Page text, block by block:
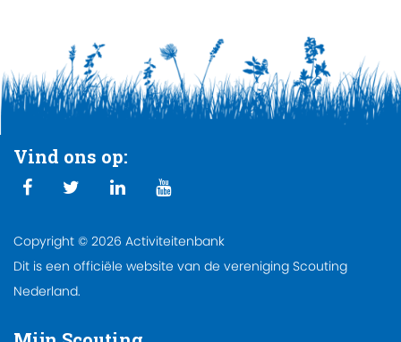
Vind ons op:
Copyright © 2026 Activiteitenbank
Dit is een officiële website van de vereniging Scouting
Nederland.